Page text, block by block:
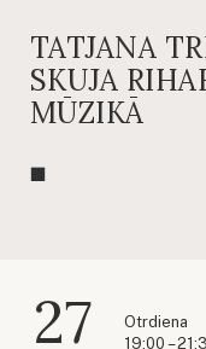
TATJANA
SKUJA
MŪZIKĀ
27
Otrdiena
19:00 –